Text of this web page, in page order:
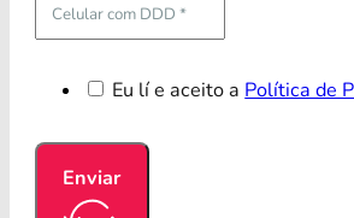
Eu lí e aceito aPolítica de
Enviar